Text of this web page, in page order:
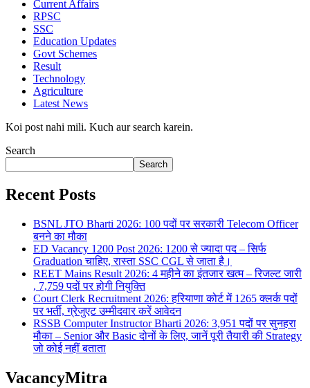
Current Affairs
RPSC
SSC
Education Updates
Govt Schemes
Result
Technology
Agriculture
Latest News
Koi post nahi mili. Kuch aur search karein.
Search
Search
Recent Posts
BSNL JTO Bharti 2026: 100 पदों पर सरकारी Telecom Officer
बनने का मौका
ED Vacancy 1200 Post 2026: 1200 से ज्यादा पद – सिर्फ
Graduation चाहिए, रास्ता SSC CGL से जाता है।
REET Mains Result 2026: 4 महीने का इंतजार खत्म – रिजल्ट जारी
, 7,759 पदों पर होगी नियुक्ति
Court Clerk Recruitment 2026: हरियाणा कोर्ट में 1265 क्लर्क पदों
पर भर्ती, ग्रेजुएट उम्मीदवार करें आवेदन
RSSB Computer Instructor Bharti 2026: 3,951 पदों पर सुनहरा
मौका – Senior और Basic दोनों के लिए, जानें पूरी तैयारी की Strategy
जो कोई नहीं बताता
VacancyMitra